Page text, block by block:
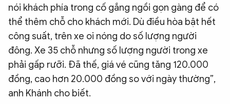
nói khách phía trong cố gắng ngồi gọn gàng để có
thể thêm chỗ cho khách mới. Dù điều hòa bật hết
công suất, trên xe oi nóng do số lượng người
đông. Xe 35 chỗ nhưng số lượng người trong xe
phải gấp rưỡi. Đã thế, giá vé cũng tăng 120.000
đồng, cao hơn 20.000 đồng so với ngày thường”,
anh Khánh cho biết.